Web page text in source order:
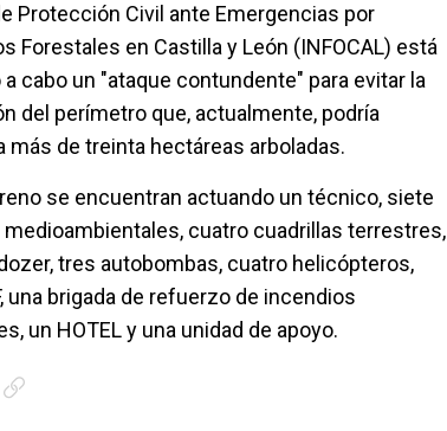
Protección Civil ante Emergencias por
Forestales en Castilla y León (INFOCAL) está
a cabo un "ataque contundente" para evitar la
del perímetro que, actualmente, podría
más de treinta hectáreas arboladas.
se encuentran actuando un técnico, siete
cuatro cuadrillas terrestres,
tres autobombas, cuatro helicópteros,
una brigada de refuerzo de incendios
un HOTEL y una unidad de apoyo.